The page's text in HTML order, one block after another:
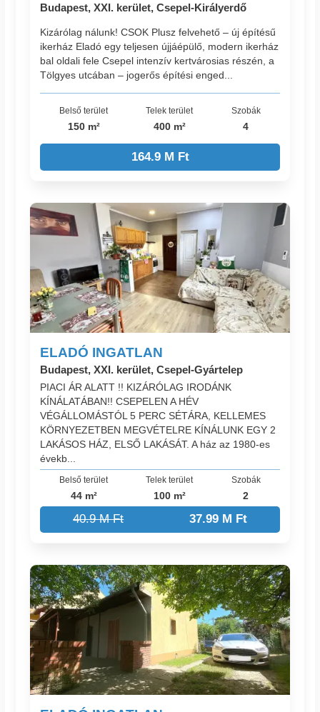
Budapest, XXI. kerület, Csepel-Királyerdő
Kizárólag nálunk! CSOK Plusz felvehető – új építésű
ikerház Eladó egy teljesen újjáépülő, modern ikerház
bal oldali fele Csepel intenzív kertvárosias részén, a
Tölgyes utcában – jogerős építési enged...
Belső terület
150 m²
Telek terület
400 m²
Szobák
4
164.9 M Ft
ELADÓ INGATLAN
Budapest, XXI. kerület, Csepel-Gyártelep
PIACI ÁR ALATT !! KIZÁRÓLAG IRODÁNK
KÍNÁLATÁBAN!! CSEPELEN A HÉV
VÉGÁLLOMÁSTÓL 5 PERC SÉTÁRA, KELLEMES
KÖRNYEZETBEN MEGVÉTELRE KÍNÁLUNK EGY 2
LAKÁSOS HÁZ, ELSŐ LAKÁSÁT. A ház az 1980-es
évekb...
Belső terület
44 m²
Telek terület
100 m²
Szobák
2
40.9 M Ft 37.99 M Ft